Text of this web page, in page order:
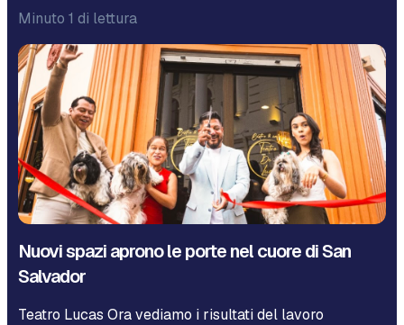
Minuto 1 di lettura
Nuovi spazi aprono le porte nel cuore di San
Salvador
Teatro Lucas Ora vediamo i risultati del lavoro